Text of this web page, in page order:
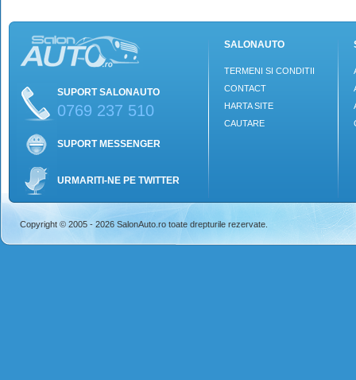
SUPORT SALONAUTO
0769 237 510
SUPORT MESSENGER
URMARITI-NE PE TWITTER
SALONAUTO
TERMENI SI CONDITII
CONTACT
HARTA SITE
CAUTARE
Copyright © 2005 - 2026 SalonAuto.ro toate drepturile rezervate.